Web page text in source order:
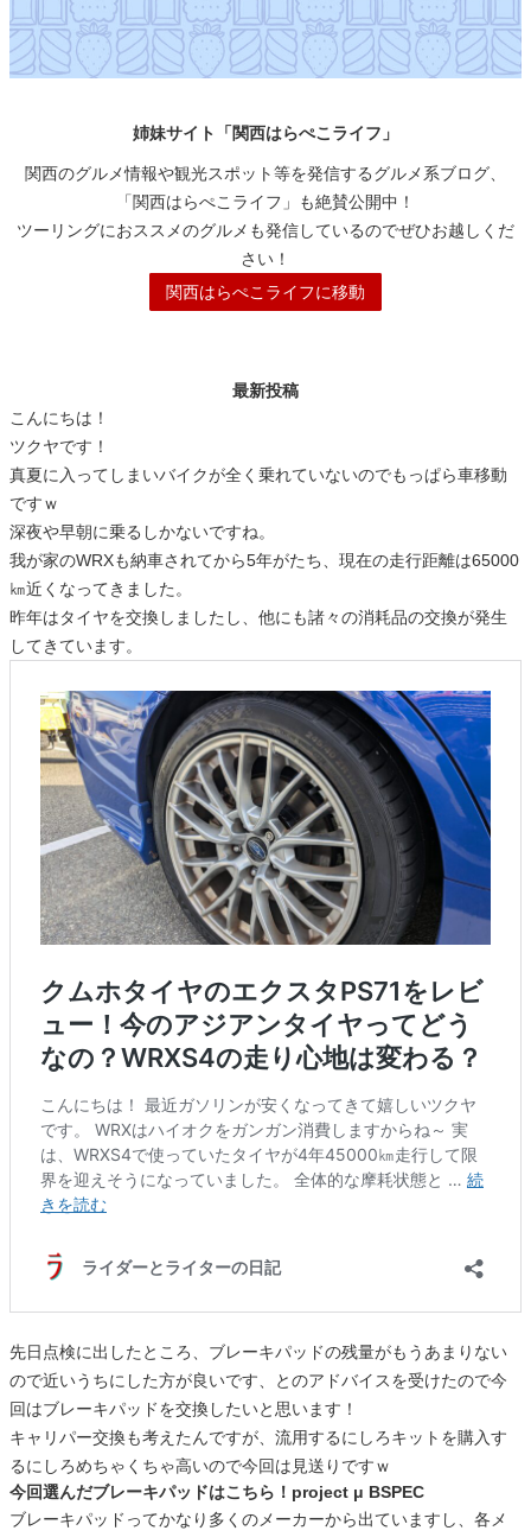
姉妹サイト「関西はらぺこライフ」
関西のグルメ情報や観光スポット等を発信するグルメ系ブログ、
「関西はらぺこライフ」も絶賛公開中！
ツーリングにおススメのグルメも発信しているのでぜひお越しくだ
さい！
関西はらぺこライフに移動
最新投稿
こんにちは！
ツクヤです！
真夏に入ってしまいバイクが全く乗れていないのでもっぱら車移動
ですｗ
深夜や早朝に乗るしかないですね。
我が家のWRXも納車されてから5年がたち、現在の走行距離は65000
㎞近くなってきました。
昨年はタイヤを交換しましたし、他にも諸々の消耗品の交換が発生
してきています。
先日点検に出したところ、ブレーキパッドの残量がもうあまりない
ので近いうちにした方が良いです、とのアドバイスを受けたので今
回はブレーキパッドを交換したいと思います！
キャリパー交換も考えたんですが、流用するにしろキットを購入す
るにしろめちゃくちゃ高いので今回は見送りですｗ
今回選んだブレーキパッドはこちら！project μ BSPEC
ブレーキパッドってかなり多くのメーカーから出ていますし、各メ